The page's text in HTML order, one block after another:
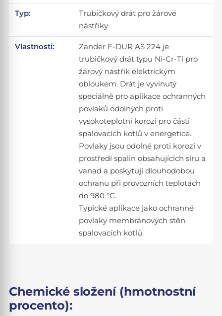
Typ:
Trubičkový drát pro žárové
nástřiky
Vlastnosti:
Zander F-DUR AS 224 je
trubičkový drát typu Ni-Cr-Ti pro
žárový nástřik elektrickým
obloukem. Drát je vyvinutý
speciálně pro aplikace ochranných
povlaků odolných proti
vysokoteplotní korozi pro části
spalovacích kotlů v energetice.
Povlaky jsou odolné proti korozi v
prostředí spalin obsahujících síru a
vanad a poskytují dlouhodobou
ochranu při provozních teplotách
do 980 °C.
Typické aplikace jako ochranné
povlaky membránových stěn
spalovacích kotlů.
Chemické složení (hmotnostní
procento):